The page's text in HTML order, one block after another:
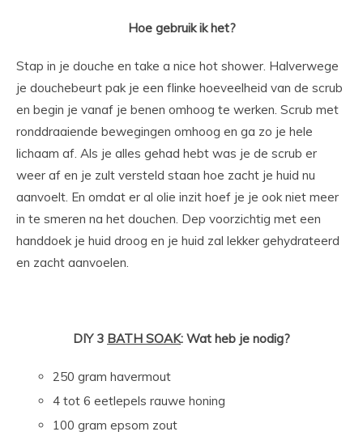
Hoe gebruik ik het?
Stap in je douche en take a nice hot shower. Halverwege
je douchebeurt pak je een flinke hoeveelheid van de scrub
en begin je vanaf je benen omhoog te werken. Scrub met
ronddraaiende bewegingen omhoog en ga zo je hele
lichaam af. Als je alles gehad hebt was je de scrub er
weer af en je zult versteld staan hoe zacht je huid nu
aanvoelt. En omdat er al olie inzit hoef je je ook niet meer
in te smeren na het douchen. Dep voorzichtig met een
handdoek je huid droog en je huid zal lekker gehydrateerd
en zacht aanvoelen.
DIY 3 BATH SOAK: Wat heb je nodig?
250 gram havermout
4 tot 6 eetlepels rauwe honing
100 gram epsom zout